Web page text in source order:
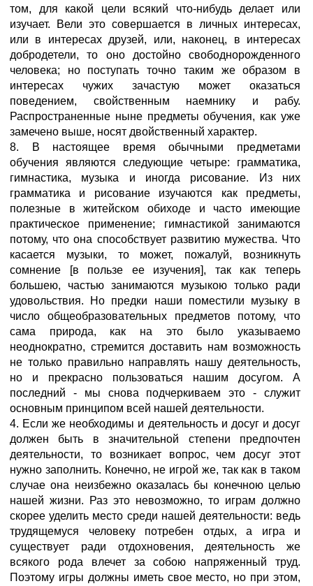
том, для какой цели всякий что-нибудь делает или
изучает. Вели это совершается в личных интересах,
или в интересах друзей, или, наконец, в интересах
добродетели, то оно достойно свободнорожденного
человека; но поступать точно таким же образом в
интересах чужих зачастую может оказаться
поведением, свойственным наемнику и рабу.
Распространенные ныне предметы обучения, как уже
замечено выше, носят двойственный характер.
8. В настоящее время обычными предметами
обучения являются следующие четыре: грамматика,
гимнастика, музыка и иногда рисование. Из них
грамматика и рисование изучаются как предметы,
полезные в житейском обиходе и часто имеющие
практическое применение; гимнастикой занимаются
потому, что она способствует развитию мужества. Что
касается музыки, то может, пожалуй, возникнуть
сомнение [в пользе ее изучения], так как теперь
большею, частью занимаются музыкою только ради
удовольствия. Но предки наши поместили музыку в
число общеобразовательных предметов потому, что
сама природа, как на это было указываемо
неоднократно, стремится доставить нам возможность
не только правильно направлять нашу деятельность,
но и прекрасно пользоваться нашим досугом. А
последний - мы снова подчеркиваем это - служит
основным принципом всей нашей деятельности.
4. Если же необходимы и деятельность и досуг и досуг
должен быть в значительной степени предпочтен
деятельности, то возникает вопрос, чем досуг этот
нужно заполнить. Конечно, не игрой же, так как в таком
случае она неизбежно оказалась бы конечною целью
нашей жизни. Раз это невозможно, то играм должно
скорее уделить место среди нашей деятельности: ведь
трудящемуся человеку потребен отдых, а игра и
существует ради отдохновения, деятельность же
всякого рода влечет за собою напряженный труд.
Поэтому игры должны иметь свое место, но при этом,